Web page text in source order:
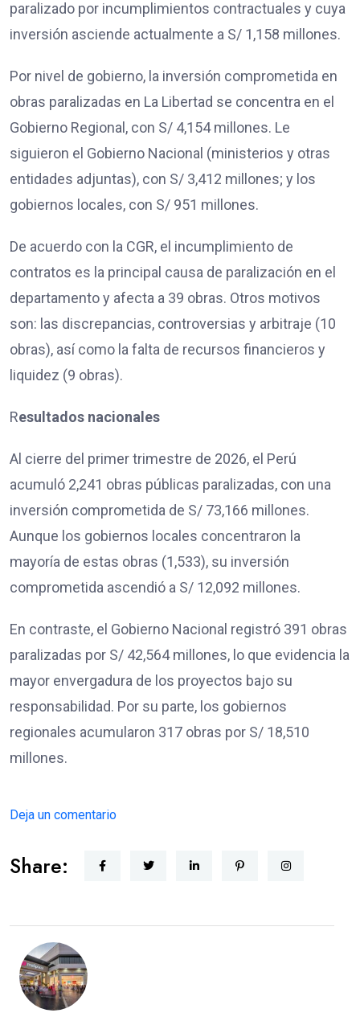
paralizado por incumplimientos contractuales y cuya
inversión asciende actualmente a S/ 1,158 millones.
Por nivel de gobierno, la inversión comprometida en
obras paralizadas en La Libertad se concentra en el
Gobierno Regional, con S/ 4,154 millones. Le
siguieron el Gobierno Nacional (ministerios y otras
entidades adjuntas), con S/ 3,412 millones; y los
gobiernos locales, con S/ 951 millones.
De acuerdo con la CGR, el incumplimiento de
contratos es la principal causa de paralización en el
departamento y afecta a 39 obras. Otros motivos
son: las discrepancias, controversias y arbitraje (10
obras), así como la falta de recursos financieros y
liquidez (9 obras).
Resultados nacionales
Al cierre del primer trimestre de 2026, el Perú
acumuló 2,241 obras públicas paralizadas, con una
inversión comprometida de S/ 73,166 millones.
Aunque los gobiernos locales concentraron la
mayoría de estas obras (1,533), su inversión
comprometida ascendió a S/ 12,092 millones.
En contraste, el Gobierno Nacional registró 391 obras
paralizadas por S/ 42,564 millones, lo que evidencia la
mayor envergadura de los proyectos bajo su
responsabilidad. Por su parte, los gobiernos
regionales acumularon 317 obras por S/ 18,510
millones.
Deja un comentario
Share: